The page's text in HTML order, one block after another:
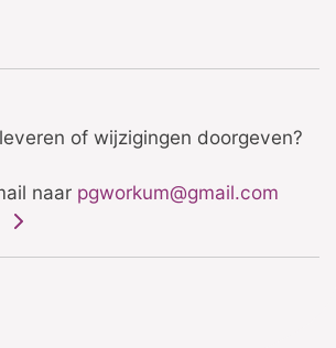
of wijzigingen doorgeven?
naar pgworkum@gmail.com